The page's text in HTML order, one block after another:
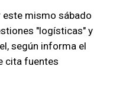
mismo sábado
"logísticas" y
según informa el
cita fuentes